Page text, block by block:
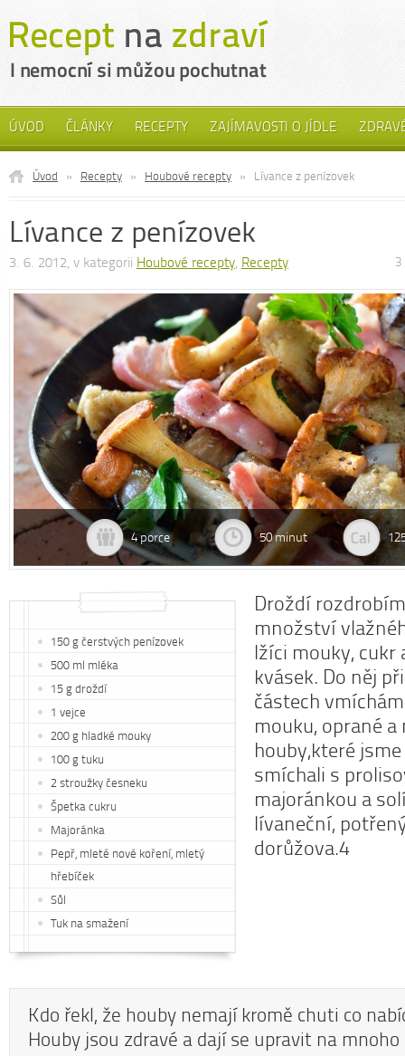
ÚVOD ČLÁNKY RECEPTY ZAJÍMAVOSTI O JÍDLE
Úvod » Recepty » Houbové recepty » Lívance z penízovek
Lívance z penízovek
3. 6. 2012, v kategorii Houbové recepty, Recepty
4 porce 50 minut
150 g čerstvých penízovek
500 ml mléka
15 g droždí
1 vejce
200 g hladké mouky
100 g tuku
2 stroužky česneku
Špetka cukru
Majoránka
Pepř, mleté nové koření, mletý
hřebíček
Sůl
Tuk na smažení
Droždí
množství
lžíci mouky, cukr
kvásek. Do něj
částech
mouku, oprané a
houby,které
smíchali s
majoránkou a
lívaneční,
dorůžova.4
Kdo řekl, že houby nemají kromě chuti co
Houby jsou zdravé a dají se upravit na mnoho